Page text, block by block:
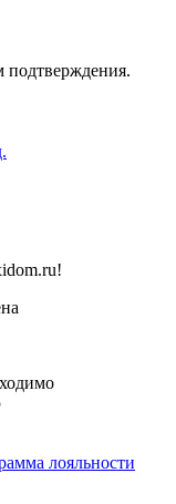
подтверждения.
лояльности